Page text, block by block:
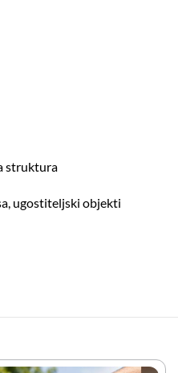
struktura
ugostiteljski objekti